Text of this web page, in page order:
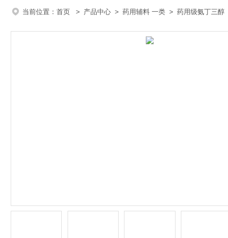
当前位置： 首页 > 产品中心 > 药用辅料 一类 > 药用级氨丁三醇